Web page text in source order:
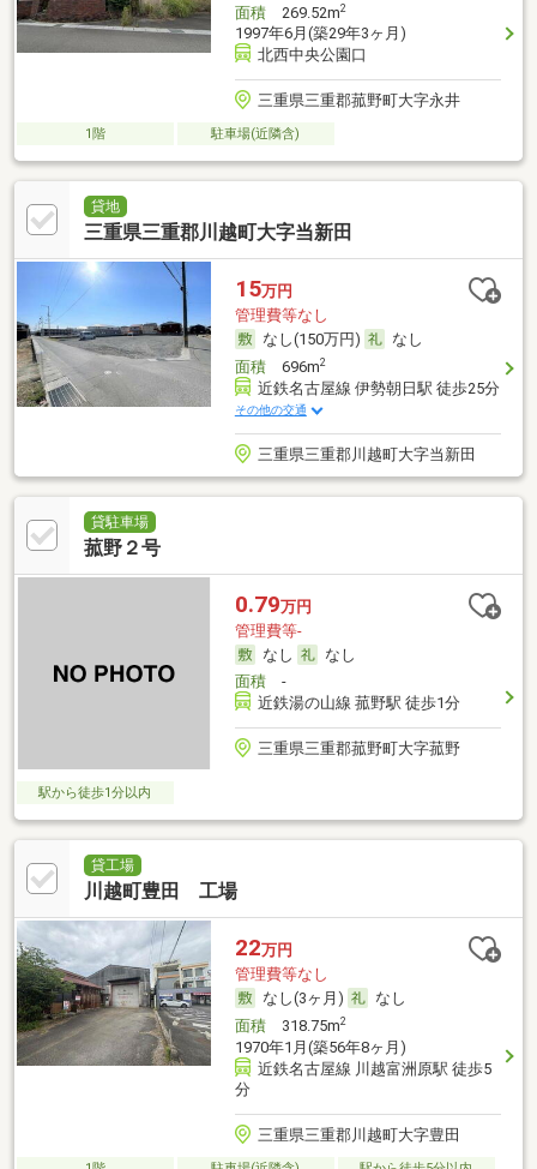
面積269.52m2
1997年6月(築29年3ヶ月)
北西中央公園口
三重県三重郡菰野町大字永井
1階 駐車場(近隣含)
貸地
三重県三重郡川越町大字当新田
15万円
管理費等なし
なし(150万円)
なし
面積696m2
近鉄名古屋線 伊勢朝日駅 徒歩25分
その他の交通
三重県三重郡川越町大字当新田
貸駐車場
菰野２号
0.79万円
管理費等-
なし
なし
面積-
近鉄湯の山線 菰野駅 徒歩1分
三重県三重郡菰野町大字菰野
駅から徒歩1分以内
貸工場
川越町豊田 工場
22万円
管理費等なし
なし(3ヶ月)
なし
面積318.75m2
1970年1月(築56年8ヶ月)
近鉄名古屋線 川越富洲原駅 徒歩5
分
三重県三重郡川越町大字豊田